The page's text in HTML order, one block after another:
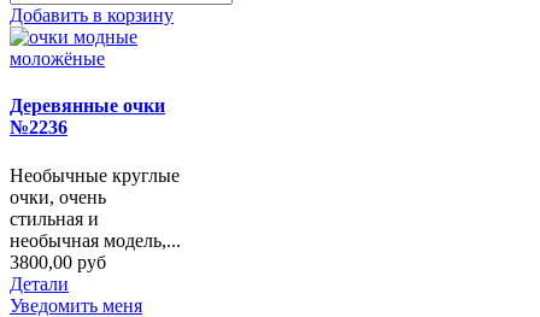
Добавить в корзину
Деревянные очки
№2236
Необычные круглые
очки, очень
стильная и
необычная модель,...
3800,00 руб
Детали
Уведомить меня